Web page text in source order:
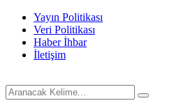
Yayın Politikası
Veri Politikası
Haber İhbar
İletişim